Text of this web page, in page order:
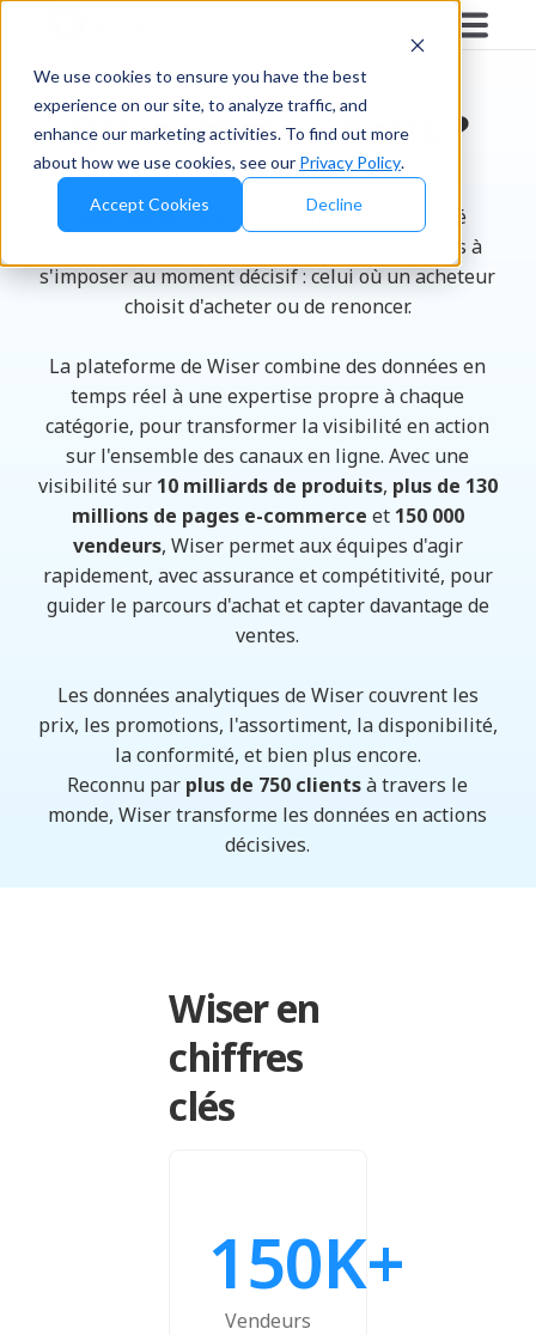
We use cookies to ensure you have the best
experience on our site, to analyze traffic, and
enhance our marketing activities. To find out more
about how we use cookies, see our Privacy Policy.
Accept Cookies Decline
L'HISTOIRE DE WISER SOLUTIONS
Qui sommes-nous ?
Wiser est la plateforme d'analyse de marché
conçue pour aider les marques et les retailers à
s'imposer au moment décisif : celui où un acheteur
choisit d'acheter ou de renoncer.
La plateforme de Wiser combine des données en
temps réel à une expertise propre à chaque
catégorie, pour transformer la visibilité en action
sur l'ensemble des canaux en ligne. Avec une
visibilité sur 10 milliards de produits, plus de 130
millions de pages e-commerce et 150 000
vendeurs, Wiser permet aux équipes d'agir
rapidement, avec assurance et compétitivité, pour
guider le parcours d'achat et capter davantage de
ventes.
Les données analytiques de Wiser couvrent les
prix, les promotions, l'assortiment, la disponibilité,
la conformité, et bien plus encore.
Reconnu par plus de 750 clientsà travers le
monde, Wiser transforme les données en actions
décisives.
Wiser en
chiffres
clés
150K+
Vendeurs